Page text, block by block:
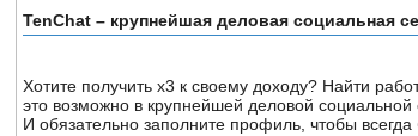
TenChat – крупнейшая деловая социальная
Хотите получить х3 к своему доходу? Найти
это возможно в крупнейшей деловой социальной
И обязательно заполните профиль, чтобы